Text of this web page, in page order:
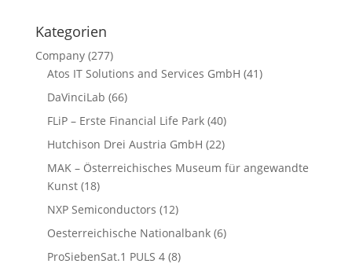
Kategorien
Company(277)
Atos IT Solutions and Services GmbH (41)
DaVinciLab (66)
FLiP – Erste Financial Life Park(40)
Hutchison Drei Austria GmbH (22)
MAK – Österreichisches Museum für angewandte
Kunst(18)
NXP Semiconductors (12)
Oesterreichische Nationalbank(6)
ProSiebenSat.1 PULS 4(8)